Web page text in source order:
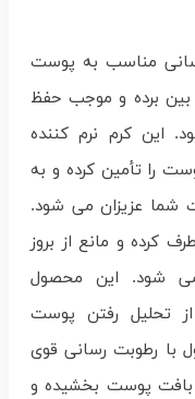
مناسب به پوست
برده و موجب حفظ
این کرم نرم کننده
را تأمین کرده و به
شما عزیزان می شود.
کرده و مانع از بروز
شود. این محصول
تحلیل رفتن پوست
با رطوبت رسانی قوی
پوست بخشیده و